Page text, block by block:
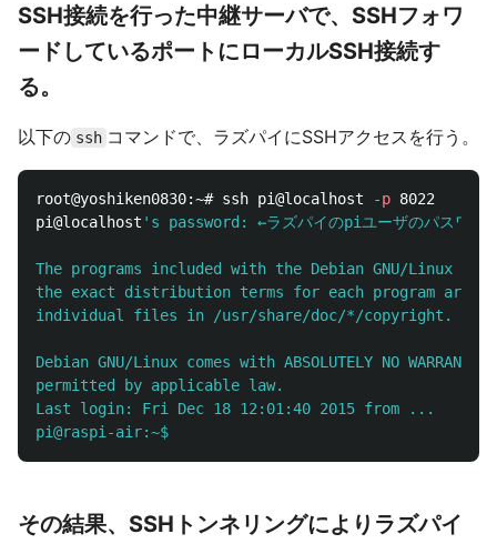
SSH接続を行った中継サーバで、SSHフォワ
ードしているポートにローカルSSH接続す
る。
以下の ssh コマンドで、ラズパイにSSHアクセスを行う。
root@yoshiken0830:~# ssh pi@localhost -p 8022
pi@localhost 's password: ←ラズパイのpiユーザのパスワー
The programs included with the Debian GNU/Linux
the exact distribution terms for each program are
individual files in /usr/share/doc/*/copyright.
Debian GNU/Linux comes with ABSOLUTELY NO
permitted by applicable law.
Last login: Fri Dec 18 12:01:40 2015 from ...
その結果、SSHトンネリングによりラズパイ